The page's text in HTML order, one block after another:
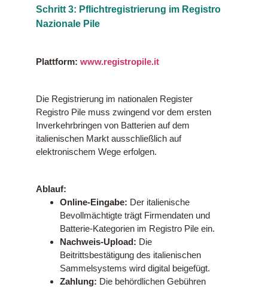
Schritt 3: Pflichtregistrierung im Registro
Nazionale Pile
Plattform: www.registropile.it
Die Registrierung im nationalen Register
Registro Pile muss zwingend vor dem ersten
Inverkehrbringen von Batterien auf dem
italienischen Markt ausschließlich auf
elektronischem Wege erfolgen.
Ablauf:
Online-Eingabe: Der italienische
Bevollmächtigte trägt Firmendaten und
Batterie-Kategorien im Registro Pileein.
Nachweis-Upload: Die
Beitrittsbestätigung des italienischen
Sammelsystems wird digital beigefügt.
Zahlung: Die behördlichen Gebühren